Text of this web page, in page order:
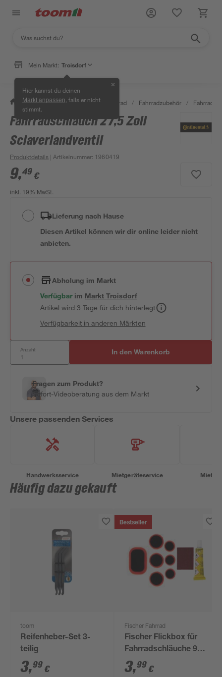
Mein Markt: Troisdorf
Hier kannst du deinen
Markt anpassen , falls er nicht
stimmt.
✕
/ Garten & Freizeit / Auto & Fahrrad / Fahrradzubehör /
Fahrradschlauch 27,5 Zoll
Sclaverlandventil
Produktdetails | Artikelnummer: 1960419
9,49 €
inkl. 19% MwSt.
Lieferung nach Hause
Diesen Artikel können wir dir online leider nicht
anbieten.
Abholung im Markt
Verfügbar im MarktTroisdorf
Artikel wird 3 Tage für dich hinterlegt
Verfügbarkeit in anderen Märkten
Anzahl: In den Warenkorb
Fragen zum Produkt?
Sofort-Videoberatung aus dem Markt
Unsere passenden Services
Handwerksservice Mietgeräteservice
Häufig dazu gekauft
toom
Reifenheber-Set 3-
teilig
3,99 €
Bestseller
Fischer Fahrrad
Fischer Flickbox für
Fahrradschläuche 9-
tlg.
3,99 €